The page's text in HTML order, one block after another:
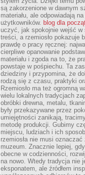
są zakorzenione w dawnym
materiału, ale odpowiadają
użytkowników. blog dla
uczyć, jak spokojnie wejść w
treści, a rzemiosło pokazuje
prawdę o pracy ręcznej:
cierpliwe opanowanie
materiału i zgoda na to, że
powstaje w pośpiechu. Ta
dziedziny i przypomina, że
rodzą się z czasu, praktyki
Rzemiosło ma też ogromną
wielu lokalnych tradycjach
obróbki drewna, metalu,
były przekazywane przez
umiejętności zanikają,
metodę produkcji. Gubimy
miejscu, ludziach i ich
rzemiosła nie musi
muzeum. Znacznie lepiej,
obecne w codzienności,
na nowo. Wtedy tradycja nie
eksponatem, ale źródłem